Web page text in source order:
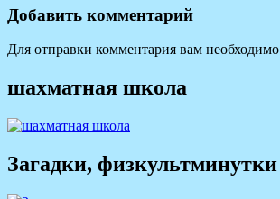
по
записям
Добавить комментарий
Для отправки комментария вам необходимо
шахматная школа
Загадки, физкультминутки